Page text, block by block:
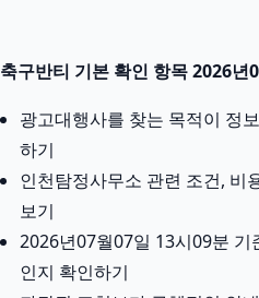
축구반티 기본 확인 항목 2026년
광고대행사를 찾는 목적이 정
하기
인천탐정사무소 관련 조건, 비
보기
2026년07월07일 13시09분
인지 확인하기